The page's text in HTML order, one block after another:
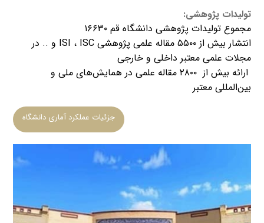
تولیدات پژوهشی:
مجموع تولیدات پژوهشی دانشگاه قم ۱۶۶۳۰
​انتشار بیش از ۵۵۰۰ مقاله علمی پژوهشی ISI ، ISC و .. در
مجلات علمی معتبر داخلی و خارجی
ارائه بیش از ۲۸۰۰ مقاله علمی در همایش‌های ملی و
بین‌المللی معتبر
جزئیات عملکرد آماری دانشگاه